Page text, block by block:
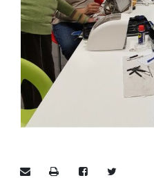
Envoyer par e-mail
ImprimerPartager sur